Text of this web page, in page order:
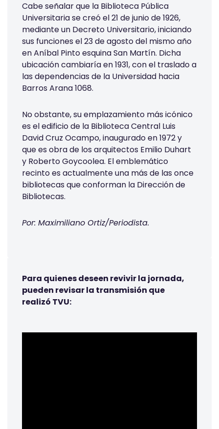
Cabe señalar que la Biblioteca Pública
Universitaria se creó el 21 de junio de 1926,
mediante un Decreto Universitario, iniciando
sus funciones el 23 de agosto del mismo año
en Aníbal Pinto esquina San Martín. Dicha
ubicación cambiaría en 1931, con el traslado a
las dependencias de la Universidad hacia
Barros Arana 1068.
No obstante, su emplazamiento más icónico
es el edificio de la Biblioteca Central Luis
David Cruz Ocampo, inaugurado en 1972 y
que es obra de los arquitectos Emilio Duhart
y Roberto Goycoolea. El emblemático
recinto es actualmente una más de las once
bibliotecas que conforman la Dirección de
Bibliotecas.
Por: Maximiliano Ortiz/Periodista.
Para quienes deseen revivir la jornada,
pueden revisar la transmisión que
realizó TVU: